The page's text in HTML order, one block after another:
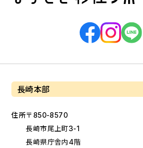
長崎本部
住所〒850-8570
長崎市尾上町3-1
長崎県庁舎内4階